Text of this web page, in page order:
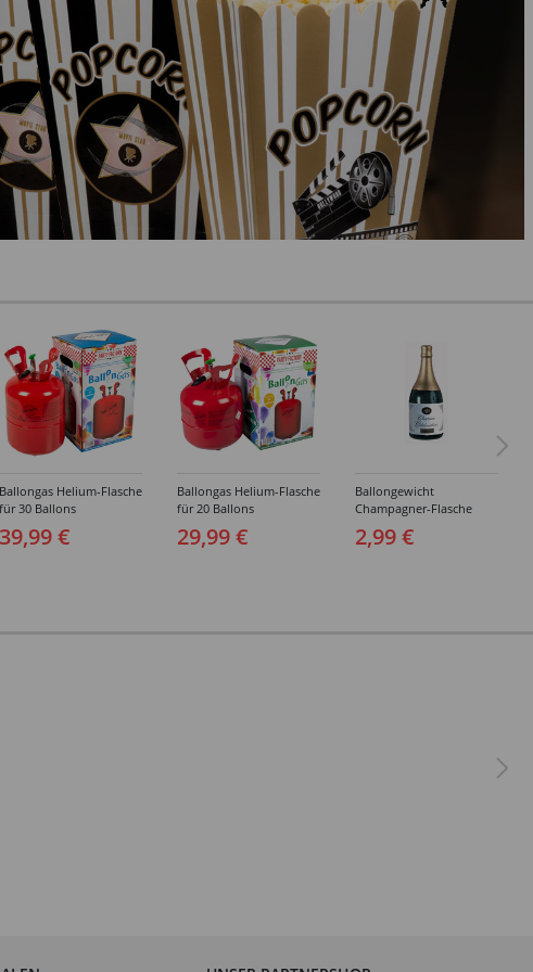
Ballongas Helium-Flasche
für 30 Ballons
39,99 €
Ballongas Helium-Flasche
für 20 Ballons
29,99 €
Ballongewicht
Champagner-Flasche
2,99 €